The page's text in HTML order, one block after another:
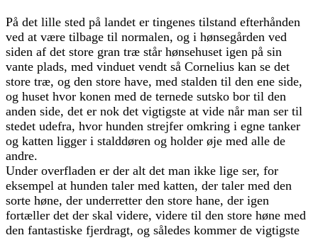
På det lille sted på landet er tingenes tilstand efterhånden
ved at være tilbage til normalen, og i hønsegården ved
siden af det store gran træ står hønsehuset igen på sin
vante plads, med vinduet vendt så Cornelius kan se det
store træ, og den store have, med stalden til den ene side,
og huset hvor konen med de ternede sutsko bor til den
anden side, det er nok det vigtigste at vide når man ser til
stedet udefra, hvor hunden strejfer omkring i egne tanker
og katten ligger i stalddøren og holder øje med alle de
andre.
Under overfladen er der alt det man ikke lige ser, for
eksempel at hunden taler med katten, der taler med den
sorte høne, der underretter den store hane, der igen
fortæller det der skal videre, videre til den store høne med
den fantastiske fjerdragt, og således kommer de vigtigste